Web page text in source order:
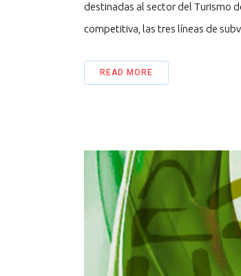
destinadas al sector del Turismo
competitiva, las tres líneas de
READ MORE